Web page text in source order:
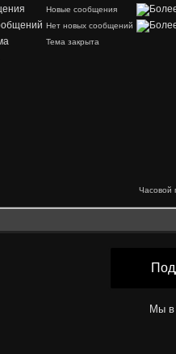
Новые сообщения
Нет новых сообщений
Тема закрыта
Часовой
Мы в